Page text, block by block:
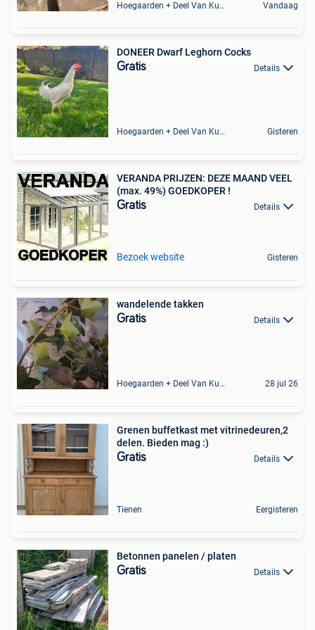
Hoegaarden + Deel Van Kumtich + Deel Van Tienen Vandaag
DONEER Dwarf Leghorn Cocks
Gratis Details
Hoegaarden + Deel Van Kumtich + Deel Van Tienen Gisteren
VERANDA PRIJZEN: DEZE MAAND VEEL
(max. 49%) GOEDKOPER !
Gratis Details
Bezoek website Gisteren
wandelende takken
Gratis Details
Hoegaarden + Deel Van Kumtich + Deel Van Tienen 28 jul 26
Grenen buffetkast met vitrinedeuren,2
delen. Bieden mag :)
Gratis Details
Tienen Eergisteren
Betonnen panelen / platen
Gratis Details